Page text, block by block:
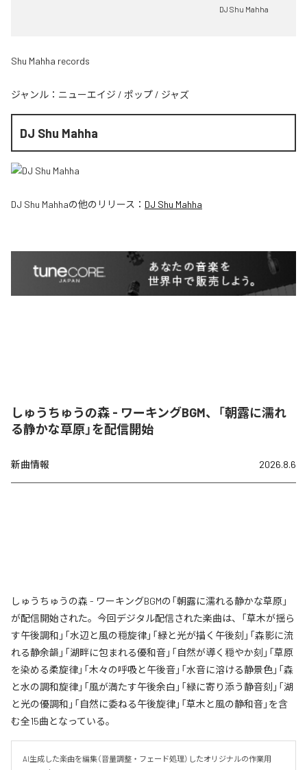
DJ Shu Mahha
Shu Mahha records
ジャンル： ニューエイジ / ポップ / ジャズ
DJ Shu Mahha
DJ Shu Mahhaの他のリリース： DJ Shu Mahha
しゅうちゅうの森 - ワーキングBGM、「朝露に濡れ
る静かな草原」を配信開始
新曲情報 2026.8.6
しゅうちゅうの森 - ワーキングBGMの「朝露に濡れる静かな草原」
が配信開始された。今回デジタル配信された楽曲は、「草木が揺ら
す午後調和」「水辺と風の穏旋律」「緑と光が描く午後刻」「森影に流
れる静余韻」「湖畔に包まれる優和音」「自然が導く穏やか刻」「草原
を染める柔旋律」「木々の呼吸と午後音」「水音に溶ける静景色」「森
と水の調和旋律」「風が満たす午後余白」「緑に寄り添う静音刻」「湖
と光の優調和」「自然に委ねる午後旋律」「草木と風の静和音」を含
む全15曲となっている。
AI生成した楽曲を編集（音量調整・フェード処理）したオリジナルの作業用